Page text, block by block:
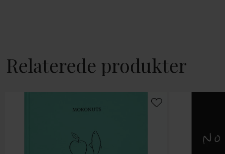
Relaterede produkter